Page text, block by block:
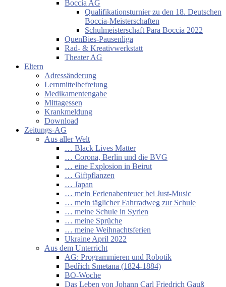
Boccia AG
Qualifikationsturnier zu den 18. Deutschen
Boccia-Meisterschaften
Schulmeisterschaft Para Boccia 2022
QuenBies-Pausenliga
Rad- & Kreativwerkstatt
Theater AG
Eltern
Adressänderung
Lernmittelbefreiung
Medikamentengabe
Mittagessen
Krankmeldung
Download
Zeitungs-AG
Aus aller Welt
… Black Lives Matter
… Corona, Berlin und die BVG
… eine Explosion in Beirut
… Giftpflanzen
… Japan
… mein Ferienabenteuer bei Just-Music
… mein täglicher Fahrradweg zur Schule
… meine Schule in Syrien
… meine Sprüche
… meine Weihnachtsferien
Ukraine April 2022
Aus dem Unterricht
AG: Programmieren und Robotik
Bedřich Smetana (1824-1884)
BO-Woche
Das Leben von Johann Carl Friedrich Gauß